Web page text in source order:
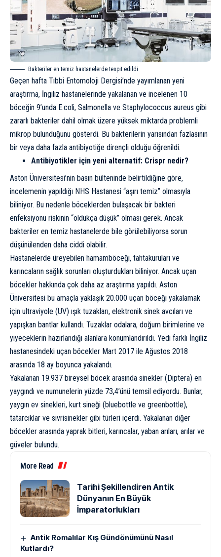
Bakteriler en temiz hastanelerde tespit edildi
Geçen hafta Tıbbi Entomoloji Dergisi’nde yayımlanan yeni
araştırma, İngiliz hastanelerinde yakalanan ve incelenen 10
böceğin 9’unda E.coli, Salmonella ve Staphylococcus aureus gibi
zararlı bakteriler dahil olmak üzere yüksek miktarda problemli
mikrop bulunduğunu gösterdi. Bu bakterilerin yarısından fazlasının
bir veya daha fazla antibiyotiğe dirençli olduğu öğrenildi.
Antibiyotikler için yeni alternatif: Crispr nedir?
Aston Üniversitesi’nin basın bülteninde belirtildiğine göre,
incelemenin yapıldığı NHS Hastanesi “aşırı temiz” olmasıyla
biliniyor. Bu nedenle böceklerden bulaşacak bir bakteri
enfeksiyonu riskinin “oldukça düşük” olması gerek. Ancak
bakteriler en temiz hastanelerde bile görülebiliyorsa sorun
düşünülenden daha ciddi olabilir.
Hastanelerde üreyebilen hamamböceği, tahtakuruları ve
karıncaların sağlık sorunları oluşturdukları biliniyor. Ancak uçan
böcekler hakkında çok daha az araştırma yapıldı. Aston
Üniversitesi bu amaçla yaklaşık 20.000 uçan böceği yakalamak
için ultraviyole (UV) ışık tuzakları, elektronik sinek avcıları ve
yapışkan bantlar kullandı. Tuzaklar odalara, doğum birimlerine ve
yiyeceklerin hazırlandığı alanlara konumlandırıldı. Yedi farklı İngiliz
hastanesindeki uçan böcekler Mart 2017 ile Ağustos 2018
arasında 18 ay boyunca yakalandı.
Yakalanan 19.937 bireysel böcek arasında sinekler (Diptera) en
yaygındı ve numunelerin yüzde 73,4’ünü temsil ediyordu. Bunlar,
yaygın ev sinekleri, kurt sineği (bluebottle ve greenbottle),
tatarcıklar ve sivrisinekler gibi türleri içerdi. Yakalanan diğer
böcekler arasında yaprak bitleri, karıncalar, yaban arıları, arılar ve
güveler bulundu.
More Read
Tarihi Şekillendiren Antik
Dünyanın En Büyük
İmparatorlukları
Antik Romalılar Kış Gündönümünü Nasıl
Kutlardı?